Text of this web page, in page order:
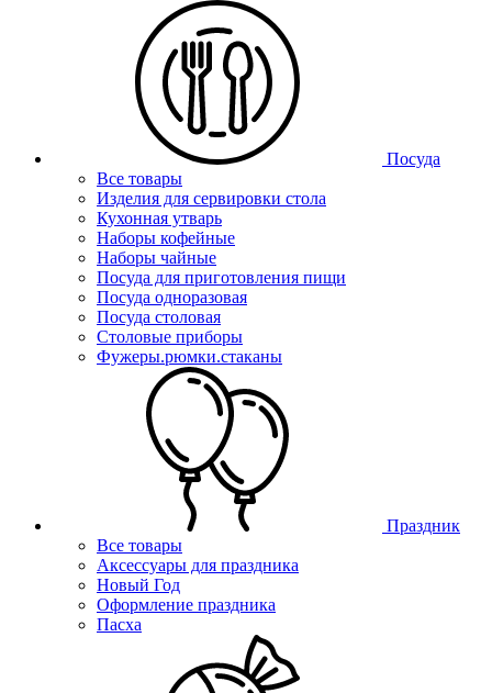
Посуда
Все товары
Изделия для сервировки стола
Кухонная утварь
Наборы кофейные
Наборы чайные
Посуда для приготовления пищи
Посуда одноразовая
Посуда столовая
Столовые приборы
Фужеры.рюмки.стаканы
Праздник
Все товары
Аксессуары для праздника
Новый Год
Оформление праздника
Пасха